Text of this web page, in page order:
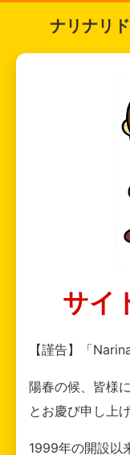
ナリナリ
サイ
【謹告】「
陽春の候、皆様
とお慶び申し上げ
1999年の開設以